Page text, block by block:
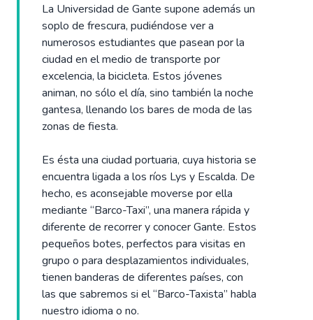
La Universidad de Gante supone además un
soplo de frescura, pudiéndose ver a
numerosos estudiantes que pasean por la
ciudad en el medio de transporte por
excelencia, la bicicleta. Estos jóvenes
animan, no sólo el día, sino también la noche
gantesa, llenando los bares de moda de las
zonas de fiesta.
Es ésta una ciudad portuaria, cuya historia se
encuentra ligada a los ríos Lys y Escalda. De
hecho, es aconsejable moverse por ella
mediante “Barco-Taxi”, una manera rápida y
diferente de recorrer y conocer Gante. Estos
pequeños botes, perfectos para visitas en
grupo o para desplazamientos individuales,
tienen banderas de diferentes países, con
las que sabremos si el “Barco-Taxista” habla
nuestro idioma o no.